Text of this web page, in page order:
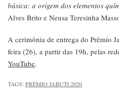
básica: a origem dos elementos
Alves Brito e Neusa Teresinha
A cerimônia de entrega do Prêmio
feira (26), a partir das 19h, pelas
YouTube.
TAGS:PRÊMIO JABUTI 2020